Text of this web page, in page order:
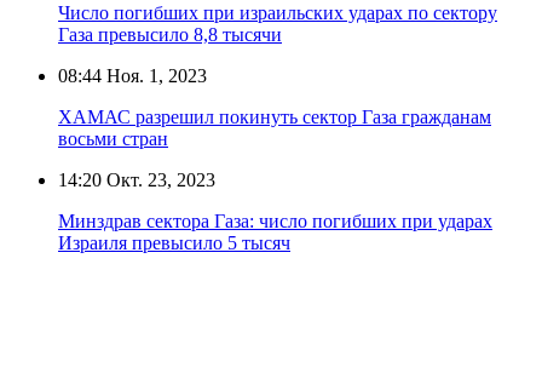
Число погибших при израильских ударах по сектору
Газа превысило 8,8 тысячи
08:44 Ноя. 1, 2023
ХАМАС разрешил покинуть сектор Газа гражданам
восьми стран
14:20 Окт. 23, 2023
Минздрав сектора Газа: число погибших при ударах
Израиля превысило 5 тысяч